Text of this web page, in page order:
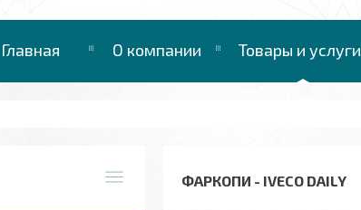
Главная О компании Товары и услуги
ФАРКОПИ - IVECO DAILY